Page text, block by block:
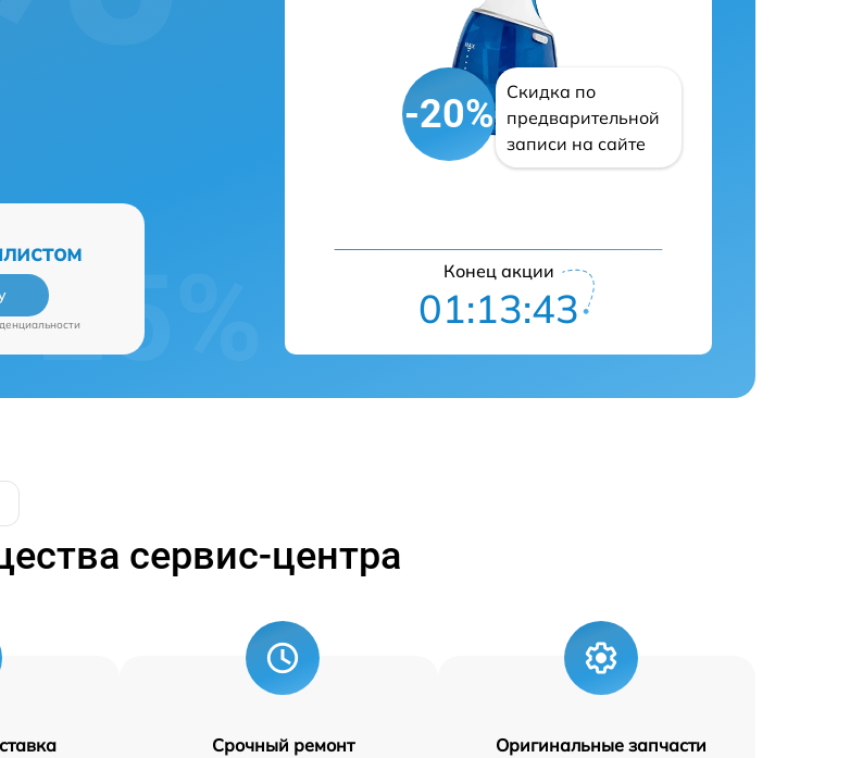
-20%
Скидка по
предварительной
записи на сайте
Конец акции
01:13:42
сервис-центра
Срочный ремонт Оригинальные запчасти